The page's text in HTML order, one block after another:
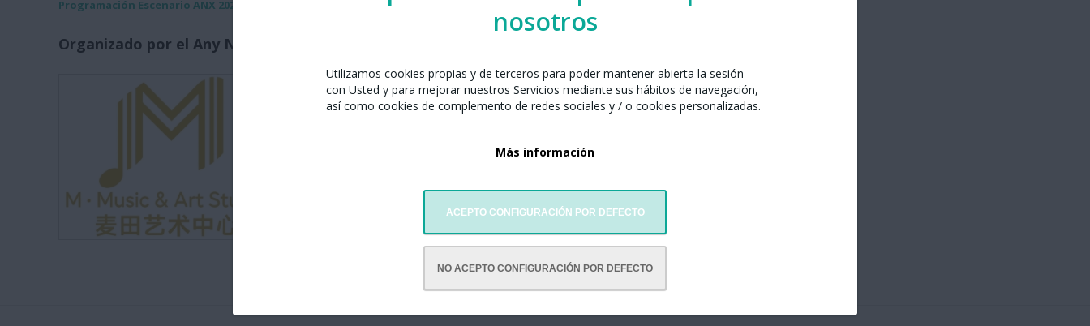
nosotros
Utilizamos cookies propias y de terceros para poder mantener abierta la sesión
con Usted y para mejorar nuestros Servicios mediante sus hábitos de navegación,
así como cookies de complemento de redes sociales y / o cookies personalizadas.
Más información
ACEPTO CONFIGURACIÓN POR DEFECTO
NO ACEPTO CONFIGURACIÓN POR DEFECTO
Programación Escenario ANX 2026
Organizado por el Any Nou Xinès amb Barcelona junto con:
M • Music & Art Studio